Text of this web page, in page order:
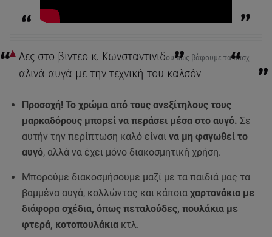
Δες στο βίντεο κ. Κωνσταντινίδου πώς βάφουμε τα πασχ
αλινά αυγά με την τεχνική του καλσόν
Προσοχή! Το χρώμα από τους ανεξίτηλους τους
μαρκαδόρους μπορεί να περάσει μέσα στο αυγό. Σε
αυτήν την περίπτωση καλό είναι να μη φαγωθεί το
αυγό, αλλά να έχει μόνο διακοσμητική χρήση.
Μπορούμε διακοσμήσουμε μαζί με τα παιδιά μας τα
βαμμένα αυγά, κολλώντας και κάποια χαρτονάκια με
διάφορα σχέδια, όπως πεταλούδες, πουλάκια με
φτερά, κοτοπουλάκια κτλ.